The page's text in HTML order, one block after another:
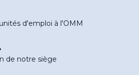
d'emploi à l'OMM
de notre siège